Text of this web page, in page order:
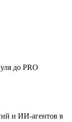
до PRO
и ИИ-агентов в